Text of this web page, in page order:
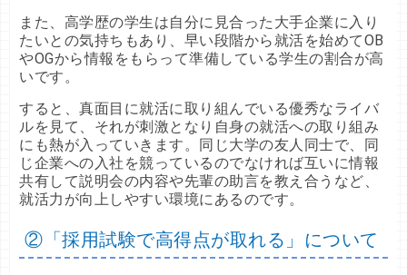
また、高学歴の学生は自分に見合った大手企業に入り
たいとの気持ちもあり、早い段階から就活を始めてOB
やOGから情報をもらって準備している学生の割合が高
いです。
すると、真面目に就活に取り組んでいる優秀なライバ
ルを見て、それが刺激となり自身の就活への取り組み
にも熱が入っていきます。同じ大学の友人同士で、同
じ企業への入社を競っているのでなければ互いに情報
共有して説明会の内容や先輩の助言を教え合うなど、
就活力が向上しやすい環境にあるのです。
②「採用試験で高得点が取れる」について